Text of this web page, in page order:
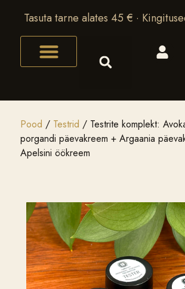
Tasuta tarne alates 45 € ·
Pood / Testrid / Testrite komplekt:
porgandi päevakreem + Argaania
Apelsini öökreem